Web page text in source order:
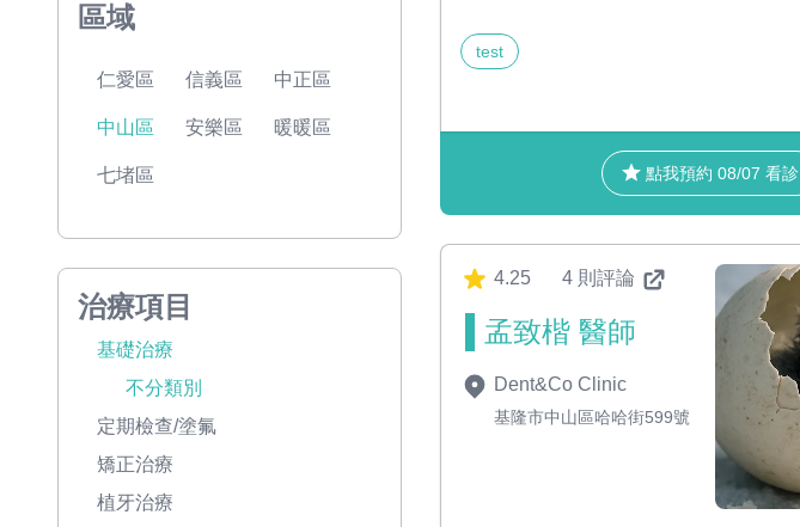
區域
仁愛區 信義區 中正區
中山區 安樂區 暖暖區
七堵區
治療項目
基礎治療
不分類別
定期檢查/塗氟
矯正治療
植牙治療
test
點我預約 08/07 看診
4.25 4 則評論
孟致楷 醫師
Dent&Co Clinic
基隆市中山區哈哈街599號